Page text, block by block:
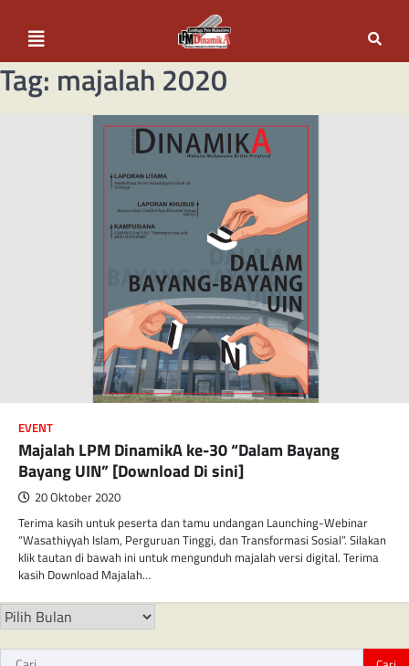
Tag: majalah 2020
EVENT
Majalah LPM DinamikA ke-30 “Dalam Bayang
Bayang UIN” [Download Di sini]
20 Oktober 2020
Terima kasih untuk peserta dan tamu undangan Launching-Webinar
“Wasathiyyah Islam, Perguruan Tinggi, dan Transformasi Sosial”. Silakan
klik tautan di bawah ini untuk mengunduh majalah versi digital. Terima
kasih Download Majalah…